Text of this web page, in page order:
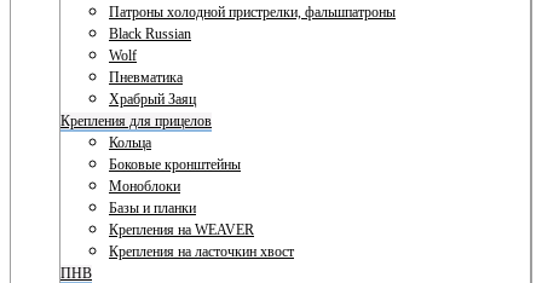
Патроны холодной пристрелки, фальшпатроны
Black Russian
Wolf
Пневматика
Храбрый Заяц
Крепления для прицелов
Кольца
Боковые кронштейны
Моноблоки
Базы и планки
Крепления на WEAVER
Крепления на ласточкин хвост
ПНВ